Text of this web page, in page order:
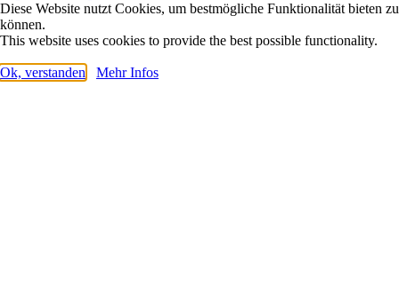
Diese Website nutzt Cookies, um bestmögliche Funktionalität bieten zu
können.
This website uses cookies to provide the best possible functionality.
Ok, verstanden Mehr Infos